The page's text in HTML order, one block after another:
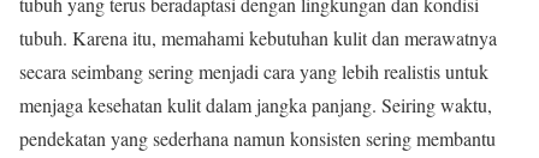
tubuh. Karena itu, memahami kebutuhan kulit dan merawatnya
secara seimbang sering menjadi cara yang lebih realistis untuk
menjaga kesehatan kulit dalam jangka panjang. Seiring waktu,
pendekatan yang sederhana namun konsisten sering membantu